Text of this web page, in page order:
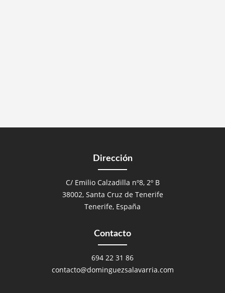
Dirección
C/ Emilio Calzadilla nº8, 2º B
38002, Santa Cruz de Tenerife
Tenerife, España
Contacto
694 22 31 86
contacto@dominguezsalavarria.com